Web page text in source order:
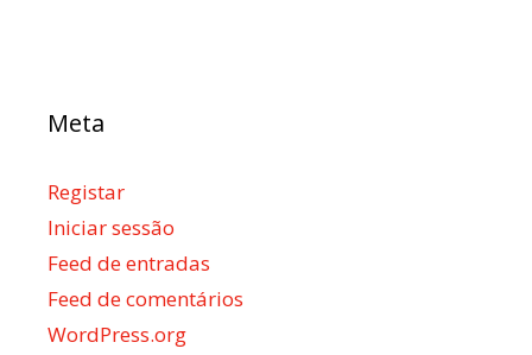
Meta
Registar
Iniciar sessão
Feed de entradas
Feed de comentários
WordPress.org